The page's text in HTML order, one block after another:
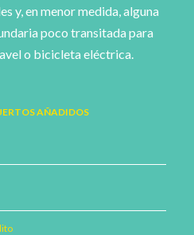
y, en menor medida, alguna
poco transitada para
o bicicleta eléctrica.
AÑADIDOS